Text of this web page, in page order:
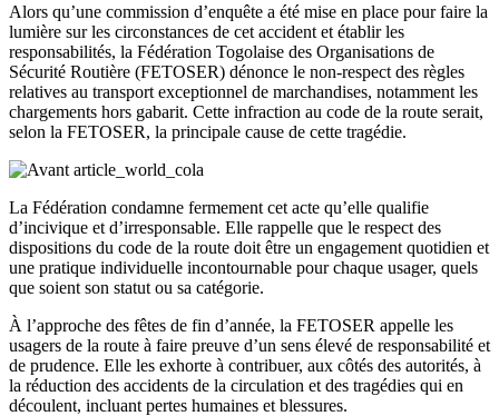
Alors qu’une commission d’enquête a été mise en place pour faire la
lumière sur les circonstances de cet accident et établir les
responsabilités, la Fédération Togolaise des Organisations de
Sécurité Routière (FETOSER) dénonce le non-respect des règles
relatives au transport exceptionnel de marchandises, notamment les
chargements hors gabarit. Cette infraction au code de la route serait,
selon la FETOSER, la principale cause de cette tragédie.
La Fédération condamne fermement cet acte qu’elle qualifie
d’incivique et d’irresponsable. Elle rappelle que le respect des
dispositions du code de la route doit être un engagement quotidien et
une pratique individuelle incontournable pour chaque usager, quels
que soient son statut ou sa catégorie.
À l’approche des fêtes de fin d’année, la FETOSER appelle les
usagers de la route à faire preuve d’un sens élevé de responsabilité et
de prudence. Elle les exhorte à contribuer, aux côtés des autorités, à
la réduction des accidents de la circulation et des tragédies qui en
découlent, incluant pertes humaines et blessures.